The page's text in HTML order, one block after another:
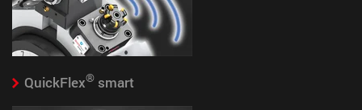
QuickFlex®smart